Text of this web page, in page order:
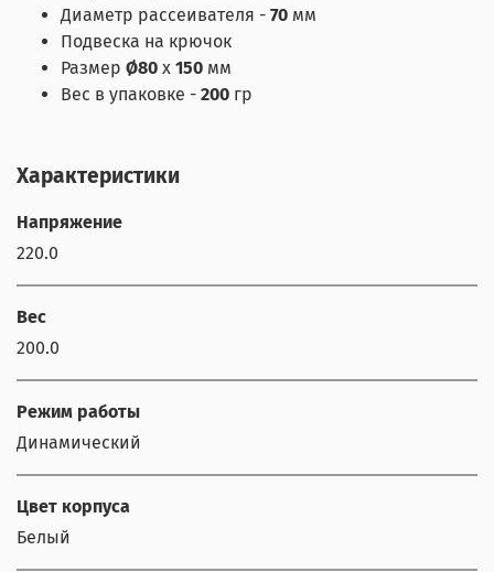
Диаметр рассеивателя - 70 мм
Подвеска на крючок
Размер Ø80 х 150 мм
Вес в упаковке - 200 гр
Характеристики
Напряжение
220.0
Вес
200.0
Режим работы
Динамический
Цвет корпуса
Белый